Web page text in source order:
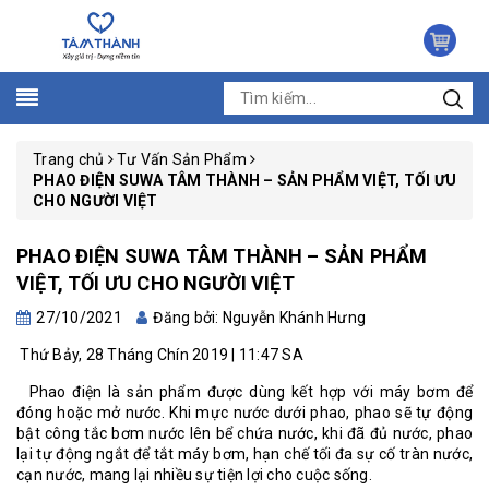
Trang chủ
Tư Vấn Sản Phẩm
PHAO ĐIỆN SUWA TÂM THÀNH – SẢN PHẨM VIỆT, TỐI ƯU
CHO NGƯỜI VIỆT
PHAO ĐIỆN SUWA TÂM THÀNH – SẢN PHẨM
VIỆT, TỐI ƯU CHO NGƯỜI VIỆT
27/10/2021 Đăng bởi: Nguyễn Khánh Hưng
Thứ Bảy, 28 Tháng Chín 2019 | 11:47 SA
Phao điện là sản phẩm được dùng kết hợp với máy bơm để
đóng hoặc mở nước. Khi mực nước dưới phao, phao sẽ tự động
bật công tắc bơm nước lên bể chứa nước, khi đã đủ nước, phao
lại tự động ngắt để tắt máy bơm, hạn chế tối đa sự cố tràn nước,
cạn nước, mang lại nhiều sự tiện lợi cho cuộc sống.